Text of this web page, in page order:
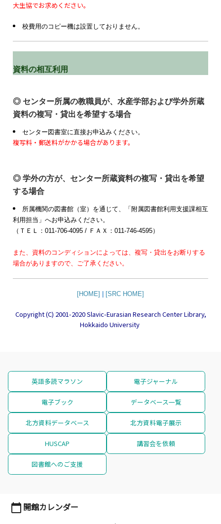
大生協でお求めください。
校費用のコピー機は設置しておりません。
資料の相互利用
◎ センター所属の教職員が、水産学部および学外所蔵
資料の複写・貸出を希望する場合
センター図書室に直接お申込みください。
複写料・郵送料がかかる場合があります。
◎ 学外の方が、センター所蔵資料の複写・貸出を希望
する場合
所属機関の図書館（室）を通じて、「附属図書館利用支援課相互
利用担当」へお申込みください。
（ＴＥＬ：011-706-4095 / ＦＡＸ：011-746-4595）
また、資料のコンディションによっては、複写・貸出をお断りする
場合がありますので、ご了承ください。
[HOME] [SRC HOME]
Copyright (C) 2001-2020 Slavic-Eurasian Research Center Library,
Hokkaido University
英語多読マラソン 電子ジャーナル
電子ブック データベース一覧
北方資料データベース 北方資料電子展示
HUSCAP 講習会を依頼
図書館へのご支援
calendar_today 開館カレンダー